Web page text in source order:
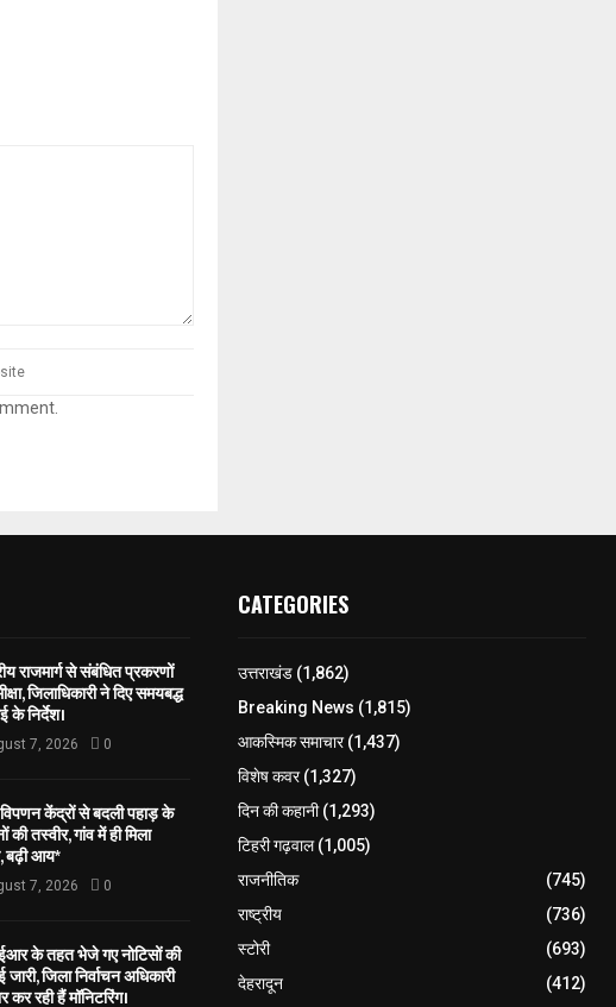
राजमार्ग से संबंधित प्रकरणों
जिलाधिकारी ने दिए समयबद्ध
के निर्देश।
7, 2026 0
केंद्रों से बदली पहाड़ के
की तस्वीर, गांव में ही मिला
बढ़ी आय*
7, 2026 0
के तहत भेजे गए नोटिसों की
जिला निर्वाचन अधिकारी
कर रही हैं मॉनिटरिंग।
CATEGORIES
उत्तराखंड(1,862)
Breaking News (1,815)
आकस्मिक समाचार(1,437)
विशेष कवर(1,327)
दिन की कहानी(1,293)
टिहरी गढ़वाल(1,005)
राजनीतिक
(745)
राष्ट्रीय
(736)
स्टोरी
(693)
देहरादून
(412)